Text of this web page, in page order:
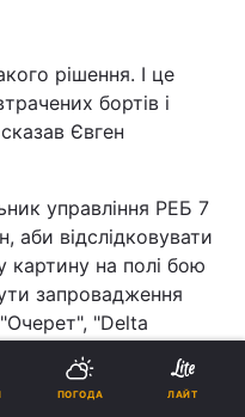
рішення. І це
бортів і
Євген
управління РЕБ 7
відслідковувати
картину на полі бою
запровадження
"Delta
Реклама
ПОГОДА ЛАЙТ